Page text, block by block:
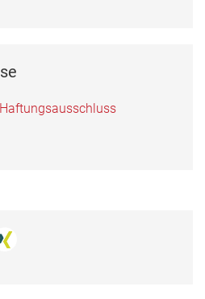
Haftungsausschluss